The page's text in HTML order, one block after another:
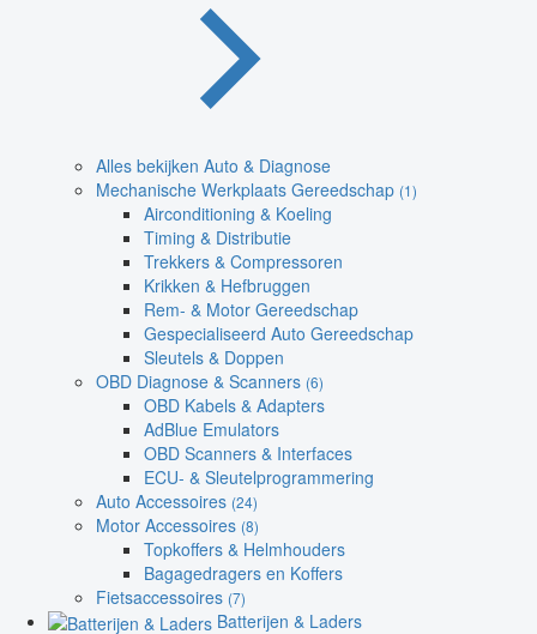
Alles bekijken Auto & Diagnose
Mechanische Werkplaats Gereedschap (1)
Airconditioning & Koeling
Timing & Distributie
Trekkers & Compressoren
Krikken & Hefbruggen
Rem- & Motor Gereedschap
Gespecialiseerd Auto Gereedschap
Sleutels & Doppen
OBD Diagnose & Scanners (6)
OBD Kabels & Adapters
AdBlue Emulators
OBD Scanners & Interfaces
ECU- & Sleutelprogrammering
Auto Accessoires (24)
Motor Accessoires (8)
Topkoffers & Helmhouders
Bagagedragers en Koffers
Fietsaccessoires (7)
Batterijen & Laders